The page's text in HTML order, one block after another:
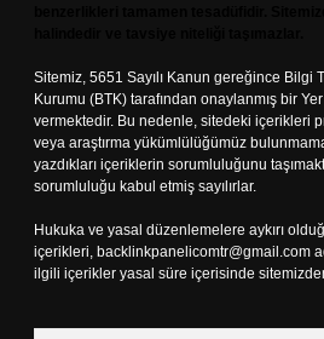
Sitemiz, 5651 Sayılı Kanun gereğince Bilgi
Kurumu (BTK) tarafından onaylanmış bir
vermektedir. Bu nedenle, sitedeki içerikleri
veya araştırma yükümlülüğümüz
yazdıkları içeriklerin sorumluluğunu
sorumluluğu kabul etmiş sayılırlar.
Hukuka ve yasal düzenlemelere aykırı
içerikleri, backlinkpanelicomtr@gmail.com
ilgili içerikler yasal süre içerisinde sitemizden